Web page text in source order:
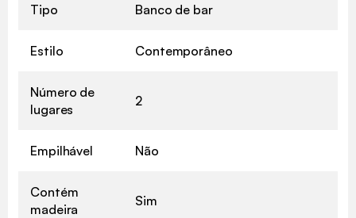
Tipo Banco de bar
Estilo Contemporâneo
Número de
lugares
2
Empilhável Não
Contém
madeira
Sim